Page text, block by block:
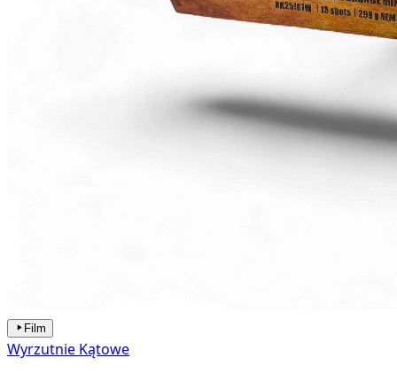
Film
Wyrzutnie Kątowe